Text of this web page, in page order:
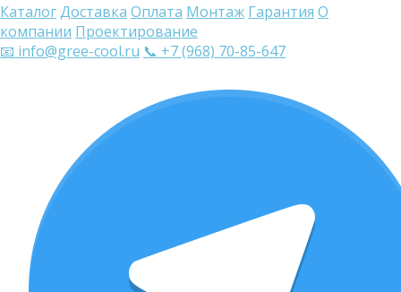
КаталогДоставка Оплата Монтаж Гарантия О
компании Проектирование
📧 info@gree-cool.ru 📞 +7 (968) 70-85-647